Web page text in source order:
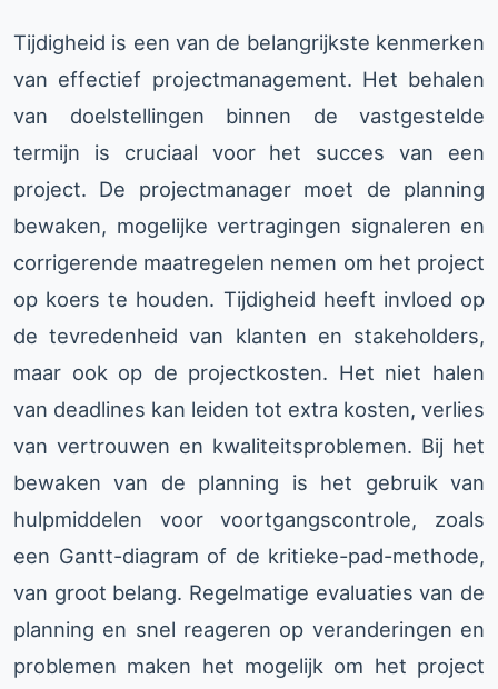
Tijdigheid is een van de belangrijkste kenmerken
van effectief projectmanagement. Het behalen
van doelstellingen binnen de vastgestelde
termijn is cruciaal voor het succes van een
project. De projectmanager moet de planning
bewaken, mogelijke vertragingen signaleren en
corrigerende maatregelen nemen om het project
op koers te houden. Tijdigheid heeft invloed op
de tevredenheid van klanten en stakeholders,
maar ook op de projectkosten. Het niet halen
van deadlines kan leiden tot extra kosten, verlies
van vertrouwen en kwaliteitsproblemen. Bij het
bewaken van de planning is het gebruik van
hulpmiddelen voor voortgangscontrole, zoals
een Gantt-diagram of de kritieke-pad-methode,
van groot belang. Regelmatige evaluaties van de
planning en snel reageren op veranderingen en
problemen maken het mogelijk om het project